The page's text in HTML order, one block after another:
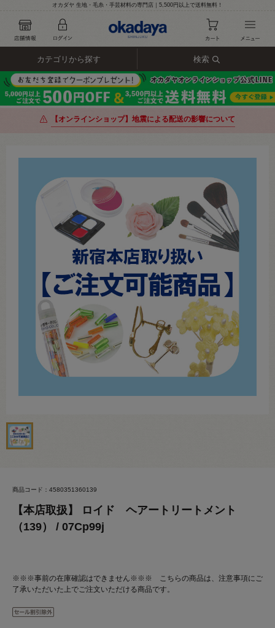
オカダヤ 生地・毛糸・手芸材料の専門店｜5,500円以上で送料無料！
カテゴリから探す 検索
【オンラインショップ】地震による配送の影響について
商品コード：4580351360139
【本店取扱】 ロイド ヘアートリートメント
（139） / 07Cp99j
※※※事前の在庫確認はできません※※※ こちらの商品は、注意事項にご
了承いただいた上でご注文いただける商品です。